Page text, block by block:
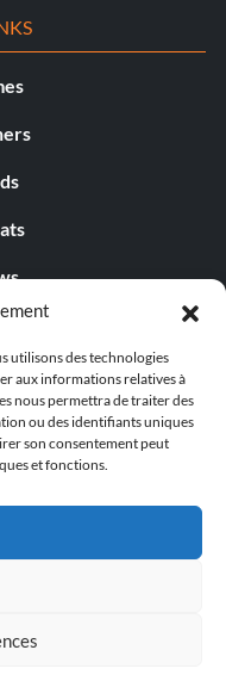
utilisons des technologies
aux informations relatives à
nous permettra de traiter des
ou des identifiants uniques
son consentement peut
et fonctions.